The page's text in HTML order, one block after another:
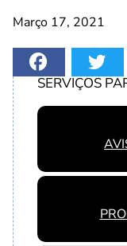
Março 17, 2021
SERVIÇOS